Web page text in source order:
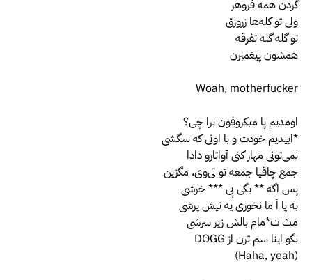
گردن همه فروهر
ولی تو کله‌ها زرورق
تو گله گله تفرقه
همشون پیغمبرن
Woah, motherfucker
اومدیم پا میکروفون برا چی؟
*اییدیم خودت و با اونی که سگشی
نمی‌تونی مهار کنی آواتارو دادا
جمع چاقیا جمعه تو تی‌وی، مگزین
پس اگه ** بگی پی *** خرشی
به پا اَ ما نخوری یه نیش پرشی
مث ت*مام بالش زیر سرشی
‫بگو اینا سم ترن از DOGG
(Haha, yeah)